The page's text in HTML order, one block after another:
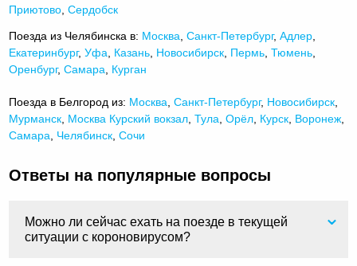
Приютово ,Сердобск
Поезда из Челябинска в: Москва ,Санкт-Петербург,Адлер
Екатеринбург,Уфа Казань Новосибирск Пермь ,Тюмень
Оренбург,Самара Курган
Поезда в Белгород из: Москва ,Санкт-Петербург, Новосибирск
Мурманск Москва Курский вокзал ,Тула ,Орёл Курск Воронеж
Самара
Челябинск ,Сочи
Ответы на популярные вопросы
Можно ли сейчас ехать на поезде в текущей
ситуации с короновирусом?